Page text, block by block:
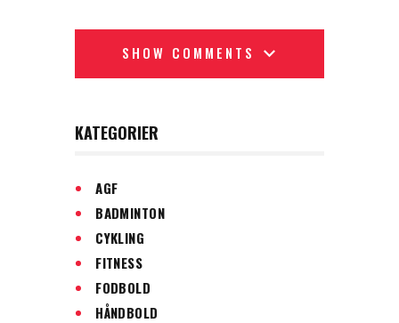
SHOW COMMENTS
KATEGORIER
AGF
BADMINTON
CYKLING
FITNESS
FODBOLD
HÅNDBOLD